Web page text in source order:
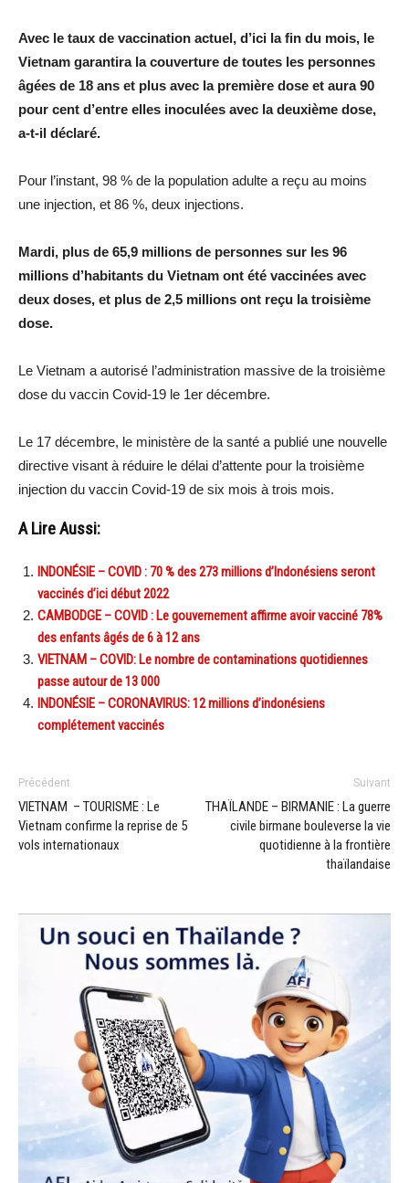
Avec le taux de vaccination actuel, d’ici la fin du mois, le
Vietnam garantira la couverture de toutes les personnes
âgées de 18 ans et plus avec la première dose et aura 90
pour cent d’entre elles inoculées avec la deuxième dose,
a-t-il déclaré.
Pour l’instant, 98 % de la population adulte a reçu au moins
une injection, et 86 %, deux injections.
Mardi, plus de 65,9 millions de personnes sur les 96
millions d’habitants du Vietnam ont été vaccinées avec
deux doses, et plus de 2,5 millions ont reçu la troisième
dose.
Le Vietnam a autorisé l’administration massive de la troisième
dose du vaccin Covid-19 le 1er décembre.
Le 17 décembre, le ministère de la santé a publié une nouvelle
directive visant à réduire le délai d’attente pour la troisième
injection du vaccin Covid-19 de six mois à trois mois.
A Lire Aussi:
INDONÉSIE – COVID : 70 % des 273 millions d’Indonésiens seront
vaccinés d’ici début 2022
CAMBODGE – COVID : Le gouvernement affirme avoir vacciné 78%
des enfants âgés de 6 à 12 ans
VIETNAM – COVID: Le nombre de contaminations quotidiennes
passe autour de 13 000
INDONÉSIE – CORONAVIRUS: 12 millions d’indonésiens
complétement vaccinés
Précédent
VIETNAM – TOURISME : Le
Vietnam confirme la reprise de 5
vols internationaux
Suivant
THAÏLANDE – BIRMANIE : La guerre
civile birmane bouleverse la vie
quotidienne à la frontière
thaïlandaise